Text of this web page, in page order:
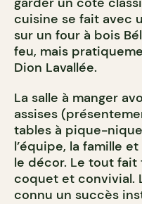
cuisine se fait avec
sur un four à bois
feu, mais
Dion Lavallée.
La salle à manger
assises
tables à pique-
l’équipe, la famille
le décor. Le tout fait
coquet et convivial.
connu un succès